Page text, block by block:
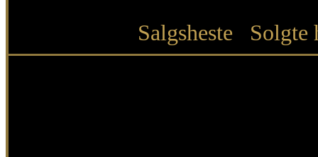
Salgsheste
Solgte